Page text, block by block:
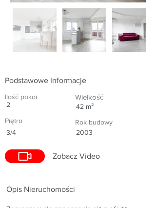
Podstawowe Informacje
Ilość pokoi
2
Piętro
3/4
Wielkość
42 m²
Rok budowy
2003
Zobacz Video
Opis Nieruchomości